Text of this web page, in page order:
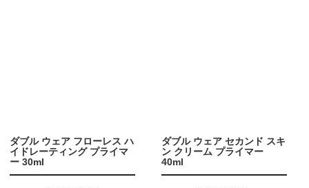
ダブル ウェア フローレス ハ
イドレーティング プライマ
ー 30ml
ダブル ウェア セカンド スキ
ン クリーム プライマー
40ml